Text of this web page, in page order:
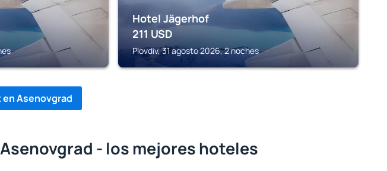
Hotel Jägerhof
211 USD
Plovdiv, 31 agosto 2026, 2 noches
Asenovgrad
Asenovgrad - los mejores hoteles